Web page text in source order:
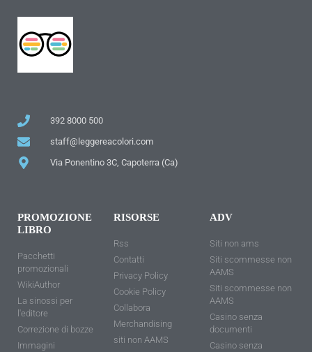
392 8000 500
staff@leggereacolori.com
Via Ponentino 3C, Capoterra (Ca)
PROMOZIONE
LIBRO
Pacchetti
promozionali
WikiAuthor
La sinossi per
l'editore
Correzione di bozze
Immagini
RISORSE
Rss
Contatti
Privacy Policy
Cookie Policy
Collabora
Merchandising
siti non AAMS
ADV
Siti non ams
Siti scommesse non
AAMS
Siti scommesse non
AAMS
Casino senza
documenti
Casino senza